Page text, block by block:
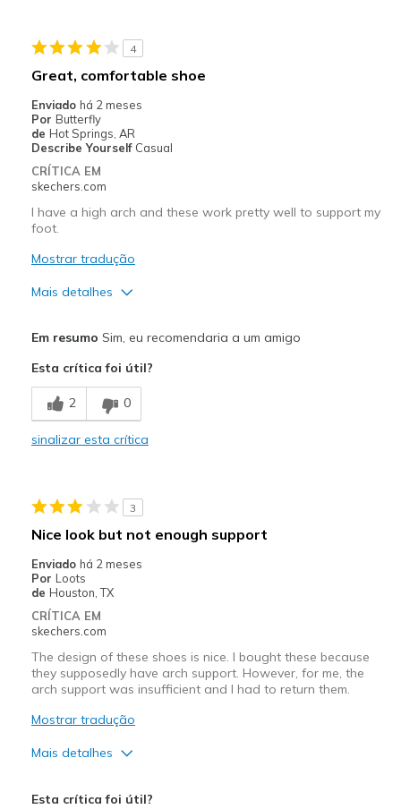
Casual Wear
Width
Sizing
Feels half size too big
View On Shoes
4
Great, comfortable shoe
Enviado há 2 meses
Por Butterfly
de Hot Springs, AR
Describe Yourself Casual
CRÍTICA EM
skechers.com
I have a high arch and these work pretty well to support my
foot.
Mostrar tradução
Mais detalhes
Breathe Well
Comfortable
Travel
Width
Sizing
View On Shoes
Em resumo Sim, eu recomendaria a um amigo
Esta crítica foi útil?
2 0
sinalizar esta crítica
3
Nice look but not enough support
Enviado há 2 meses
Por Loots
de Houston, TX
CRÍTICA EM
skechers.com
The design of these shoes is nice. I bought these because
they supposedly have arch support. However, for me, the
arch support was insufficient and I had to return them.
Mostrar tradução
Mais detalhes
Esta crítica foi útil?